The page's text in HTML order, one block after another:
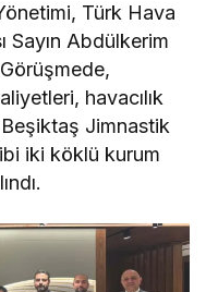
Türk Hava
Sayın Abdülkerim
havacılık
Jimnastik
iki köklü kurum